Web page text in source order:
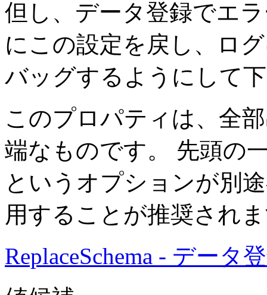
但し、データ登録でエ
にこの設定を戻し、ロ
バッグするようにして
このプロパティは、全
端なものです。 先頭の
というオプションが別
用することが推奨され
ReplaceSchema - データ